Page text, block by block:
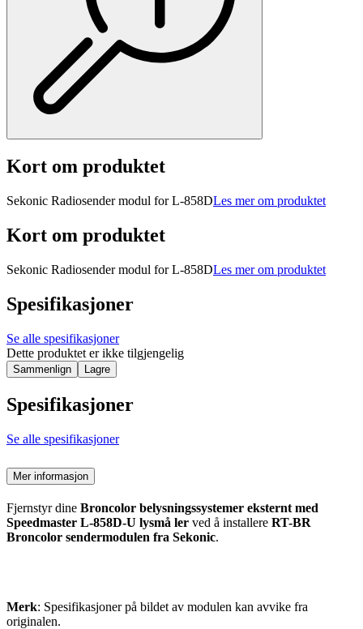
Kort om produktet
Sekonic Radiosender modul for L-858DLes mer om produktet
Kort om produktet
Sekonic Radiosender modul for L-858DLes mer om produktet
Spesifikasjoner
Se alle spesifikasjoner
Dette produktet er ikke tilgjengelig
Sammenlign Lagre
Spesifikasjoner
Se alle spesifikasjoner
Mer informasjon
Fjernstyr dine Broncolor belysningssystemer eksternt med
Speedmaster L-858D-U lysmå ler ved å installere RT-BR
Broncolor sendermodulen fra Sekonic.
Merk: Spesifikasjoner på bildet av modulen kan avvike fra
originalen.